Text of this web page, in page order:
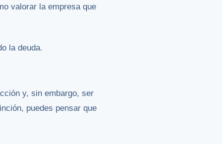
valorar la empresa que
la deuda.
y, sin embargo, ser
puedes pensar que